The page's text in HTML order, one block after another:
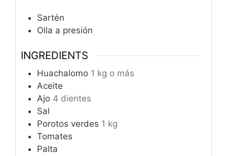
Sartén
Olla a presión
INGREDIENTS
Huachalomo 1 kg o más
Aceite
Ajo 4 dientes
Sal
Porotos verdes 1 kg
Tomates
Palta